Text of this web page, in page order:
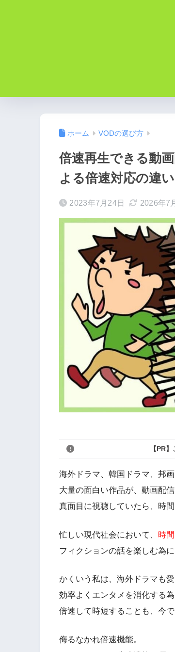
ホーム VODの選び方
倍速再生できる動
よる倍速対応の違い
2023年7月24日 2026年7
【PR
海外ドラマ、韓国ドラマ、邦
大量の面白い作品が、動画配
真面目に視聴していたら、時
忙しい現代社会において、 時
フィクションの話を楽しむ為
かくいう私は、海外ドラマも
効率よくエンタメを消化する
倍速して時短することも、今
侮るなかれ倍速機能。